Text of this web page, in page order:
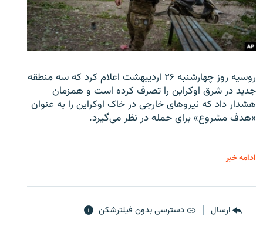
روسیه روز چهارشنبه ۲۶ اردیبهشت اعلام کرد که سه منطقه
جدید در شرق اوکراین را تصرف کرده است و همزمان
هشدار داد که نیروهای خارجی در خاک اوکراین را به عنوان
«هدف مشروع» برای حمله در نظر می‌گیرد.
ادامه خبر
ارسال دسترسی بدون فیلترشکن